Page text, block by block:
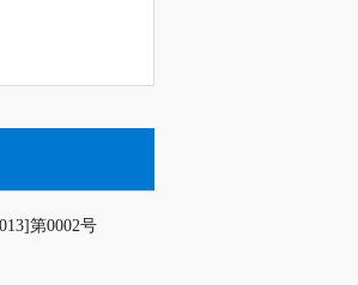
第0002号